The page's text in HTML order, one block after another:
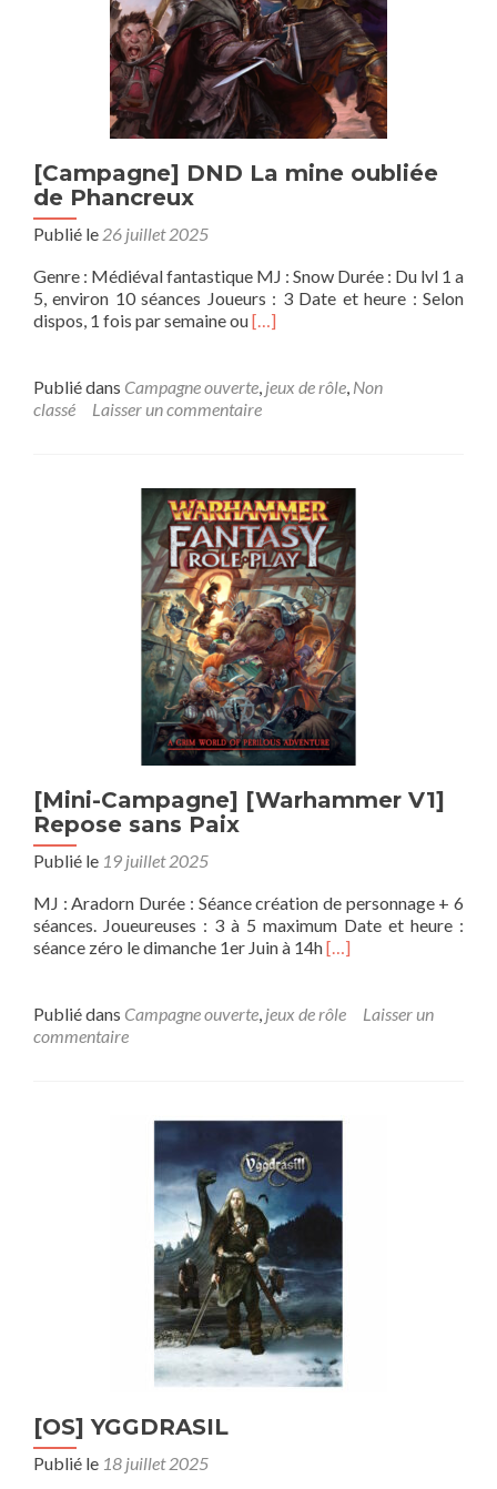
[Campagne] DND La mine oubliée
de Phancreux
Publié le 26 juillet 2025
Genre : Médiéval fantastique MJ : Snow Durée : Du lvl 1 a
5, environ 10 séances Joueurs : 3 Date et heure : Selon
dispos, 1 fois par semaine ouEn
sur[Campagne]
DND
de
Phancreux
[…]
Publié dans Campagne ouverte, jeux de rôle, Non
classé
Laisser un commentaire
[Mini-Campagne] [Warhammer V1]
Repose sans Paix
Publié le 19 juillet 2025
MJ : Aradorn Durée : Séance création de personnage + 6
séances. Joueureuses : 3 à 5 maximum Date et heure :
séance zéro le dimanche 1er Juin à 14hEn
sur[Mini-
sans
[…]
Publié dans Campagne ouverte, jeux de rôle
Laisser un
commentaire
[OS] YGGDRASIL
Publié le 18 juillet 2025